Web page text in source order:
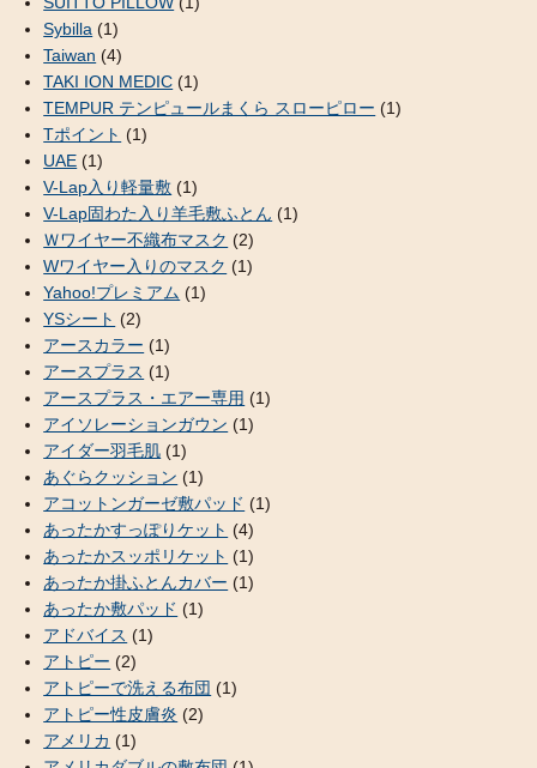
Sybilla (1)
Taiwan (4)
TAKI ION MEDIC (1)
TEMPUR テンピュールまくら スローピロー (1)
Tポイント (1)
UAE (1)
V-Lap入り軽量敷 (1)
V-Lap固わた入り羊毛敷ふとん (1)
Ｗワイヤー不織布マスク (2)
Wワイヤー入りのマスク (1)
Yahoo!プレミアム (1)
YSシート (2)
アースカラー (1)
アースプラス (1)
アースプラス・エアー専用 (1)
アイソレーションガウン (1)
アイダー羽毛肌 (1)
あぐらクッション (1)
アコットンガーゼ敷パッド (1)
あったかすっぽりケット (4)
あったかスッポリケット (1)
あったか掛ふとんカバー (1)
あったか敷パッド (1)
アドバイス (1)
アトピー (2)
アトピーで洗える布団 (1)
アトピー性皮膚炎 (2)
アメリカ (1)